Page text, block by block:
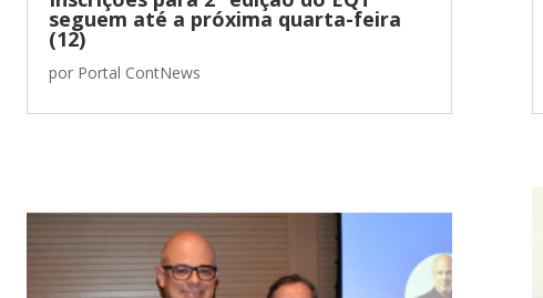
seguem até a próxima quarta-feira
(12)
por Portal ContNews